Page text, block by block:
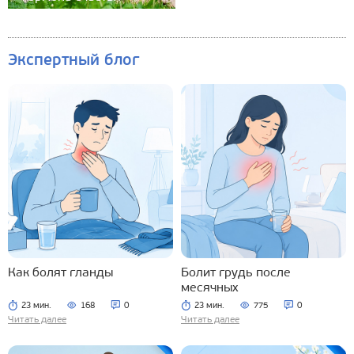
Экспертный блог
Как болят гланды
23 мин. 168 0
Читать далее
Болит грудь после
месячных
23 мин. 775 0
Читать далее